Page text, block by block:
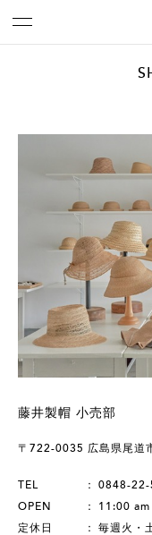
藤井製帽 小売部
〒722-0035 広島県尾道
TEL
0848-22-
OPEN
11:00
定休日
毎週火・